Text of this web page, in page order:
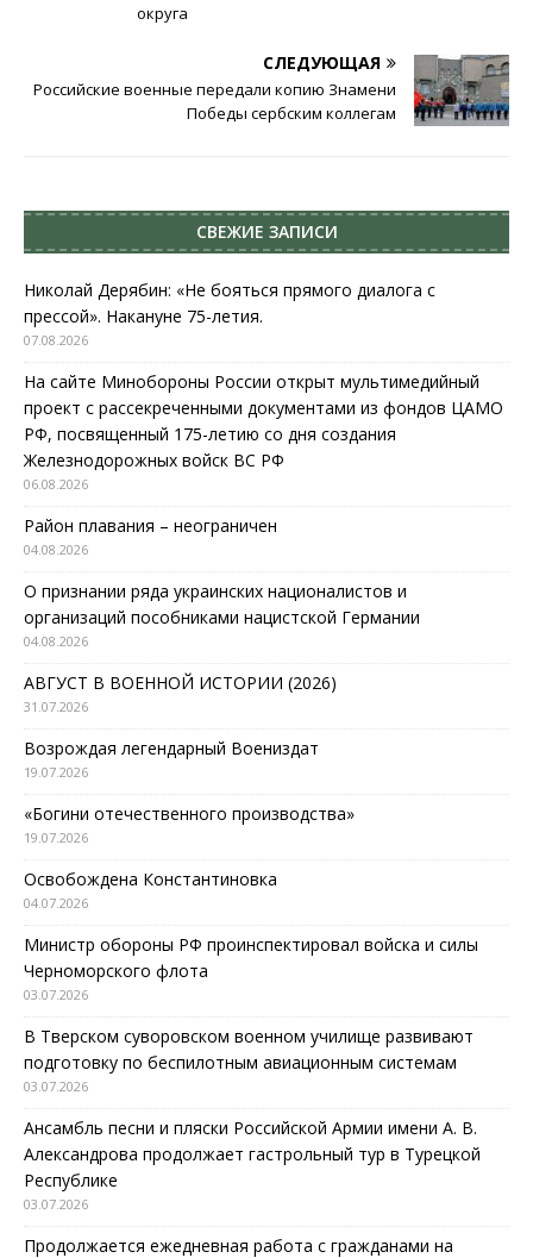
округа
СЛЕДУЮЩАЯ
Российские военные передали копию Знамени
Победы сербским коллегам
СВЕЖИЕ ЗАПИСИ
Николай Дерябин: «Не бояться прямого диалога с
прессой». Накануне 75-летия.
07.08.2026
На сайте Минобороны России открыт мультимедийный
проект с рассекреченными документами из фондов ЦАМО
РФ, посвященный 175-летию со дня создания
Железнодорожных войск ВС РФ
06.08.2026
Район плавания – неограничен
04.08.2026
О признании ряда украинских националистов и
организаций пособниками нацистской Германии
04.08.2026
АВГУСТ В ВОЕННОЙ ИСТОРИИ (2026)
31.07.2026
Возрождая легендарный Воениздат
19.07.2026
«Богини отечественного производства»
19.07.2026
Освобождена Константиновка
04.07.2026
Министр обороны РФ проинспектировал войска и силы
Черноморского флота
03.07.2026
В Тверском суворовском военном училище развивают
подготовку по беспилотным авиационным системам
03.07.2026
Ансамбль песни и пляски Российской Армии имени А. В.
Александрова продолжает гастрольный тур в Турецкой
Республике
03.07.2026
Продолжается ежедневная работа с гражданами на